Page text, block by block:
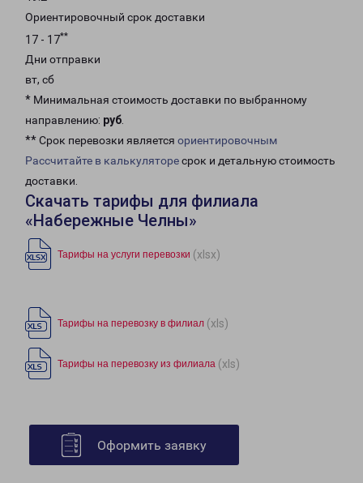
Ориентировочный срок доставки
17 - 17**
Дни отправки
вт, сб
* Минимальная стоимость доставки по выбранному
направлению: руб.
** Срок перевозки является ориентировочным
Рассчитайте в калькуляторесрок и детальную стоимость
доставки.
Скачать тарифы для филиала
«Набережные Челны»
Тарифы на услуги перевозки (xlsx)
Тарифы на перевозку в филиал (xls)
Тарифы на перевозку из филиала (xls)
Оформить заявку